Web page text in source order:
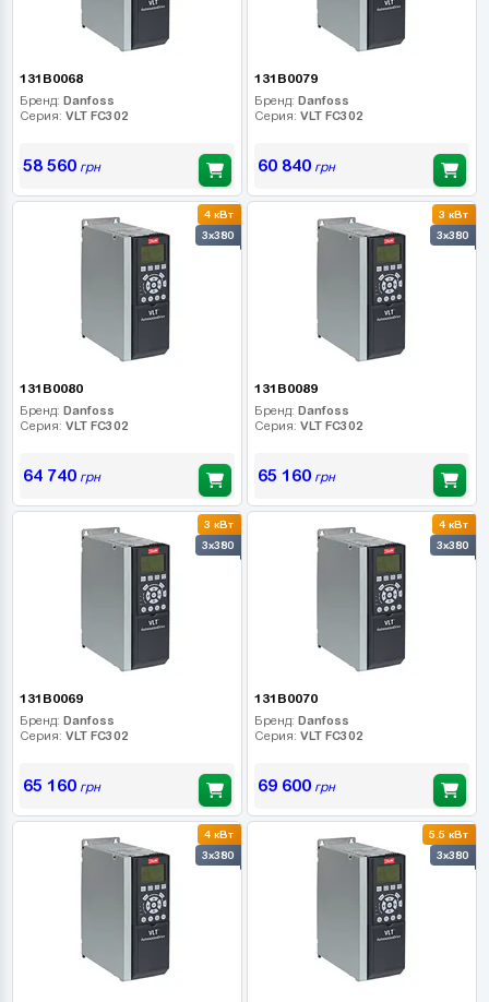
131B0068
Бренд: Danfoss
Серия: VLT FC302
58 560грн
131B0079
Бренд: Danfoss
Серия: VLT FC302
60 840грн
4 кВт
3x380
131B0080
Бренд: Danfoss
Серия: VLT FC302
64 740грн
3 кВт
3x380
131B0089
Бренд: Danfoss
Серия: VLT FC302
65 160грн
3 кВт
3x380
131B0069
Бренд: Danfoss
Серия: VLT FC302
65 160грн
4 кВт
3x380
131B0070
Бренд: Danfoss
Серия: VLT FC302
69 600грн
4 кВт
3x380
5.5 кВт
3x380